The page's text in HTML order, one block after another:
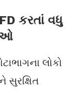
કરતાં વધુ
લોકો
સુરક્ષિત